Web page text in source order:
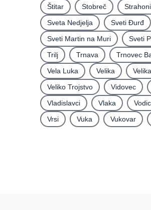
Štitar
Stobreč
Sveta Nedjelja
Sveti Ðurđ
Sveti Martin na Muri
Sveti
Trilj
Trnava Trnovec
Vela Luka
Velika
Veliko Trojstvo
Vidovec
Vladislavci
Vlaka
Vrsi
Vuka Vukovar